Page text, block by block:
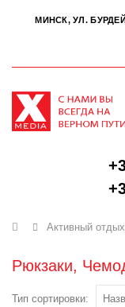
МИНСК, УЛ.
Главная
Активный отдых
Рюкзаки,
Тип сортировки: